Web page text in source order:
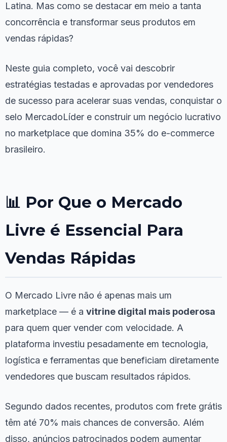
Latina. Mas como se destacar em meio a tanta
concorrência e transformar seus produtos em
vendas rápidas?
Neste guia completo, você vai descobrir
estratégias testadas e aprovadas por vendedores
de sucesso para acelerar suas vendas, conquistar o
selo MercadoLíder e construir um negócio lucrativo
no marketplace que domina 35% do e-commerce
brasileiro.
📊 Por Que o Mercado
Livre é Essencial Para
Vendas Rápidas
O Mercado Livre não é apenas mais um
marketplace — é a vitrine digital mais poderosa
para quem quer vender com velocidade. A
plataforma investiu pesadamente em tecnologia,
logística e ferramentas que beneficiam diretamente
vendedores que buscam resultados rápidos.
Segundo dados recentes, produtos com frete grátis
têm até 70% mais chances de conversão. Além
disso, anúncios patrocinados podem aumentar